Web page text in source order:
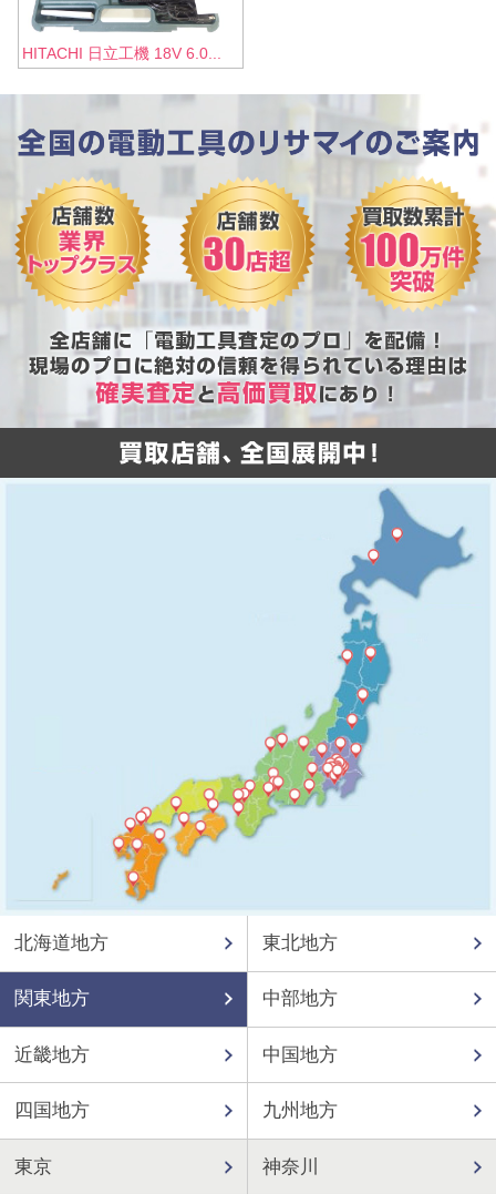
HITACHI 日立工機 18V 6.0...
北海道地方 東北地方
関東地方 中部地方
近畿地方 中国地方
四国地方 九州地方
東京 神奈川